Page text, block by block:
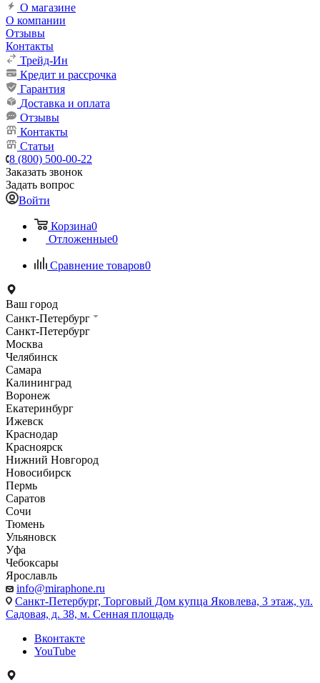
О магазине
О компании
Отзывы
Контакты
Трейд-Ин
Кредит и рассрочка
Гарантия
Доставка и оплата
Отзывы
Контакты
Статьи
8 (800) 500-00-22
Заказать звонок
Задать вопрос
Войти
Корзина0
Отложенные0
Сравнение товаров0
Ваш город
Санкт-Петербург
Санкт-Петербург
Москва
Челябинск
Самара
Калининград
Воронеж
Екатеринбург
Ижевск
Краснодар
Красноярск
Нижний Новгород
Новосибирск
Пермь
Саратов
Сочи
Тюмень
Ульяновск
Уфа
Чебоксары
Ярославль
info@miraphone.ru
Санкт-Петербург, Торговый Дом купца Яковлева, 3 этаж, ул.
Садовая, д. 38, м. Сенная площадь
Вконтакте
YouTube